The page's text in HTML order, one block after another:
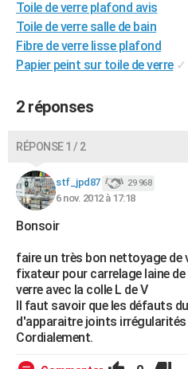
Destinations
City break
Voyage nature
Voyage de noces
Forum
Climat
+PHOTO
GUIDES D'ACHAT
CARTE DE VOEUX
Carte de Noël
Carte Bonne année
Carte Saint-Valentin
Carte Pâques
Carte d'anniversaire
DICTIONNAIRE
Dictionnaire
Biographies
Citations
Expressions
Proverbes
PROGRAMME TV
COPAINS D'AVANT
FORUM
Bricolage
Lifestyle
Culture
Sport
Auto
Television
Voyage
Cinema
Toile de verre plafond avis
Toile de verre salle de bain
Fibre de verre lisse plafond
Papier peint sur toile de verre ✓
2 réponses
RÉPONSE 1 / 2
stf_jpd87 29 968
6 nov. 2012 à 17:18
Bonsoir
faire un très bon nettoyage de
fixateur pour carrelage laine
verre avec la colle L de V
Il faut savoir que les défauts
d'apparaitre joints irrégularités
Cordialement.